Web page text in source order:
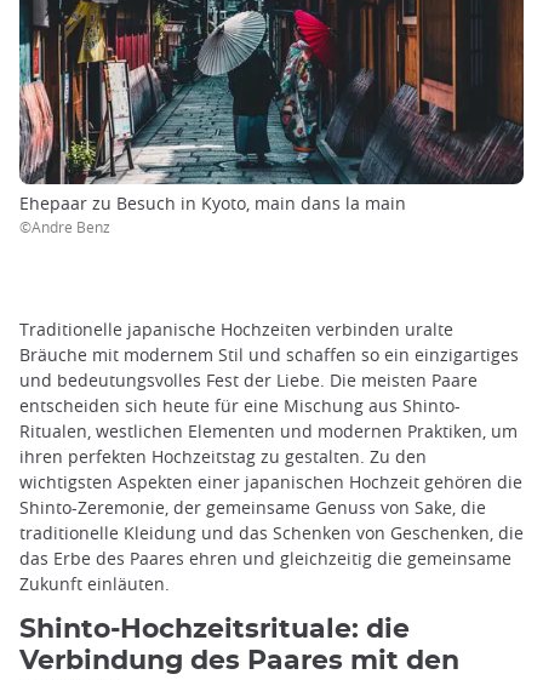
Ehepaar zu Besuch in Kyoto, main dans la main
©Andre Benz
Traditionelle japanische Hochzeiten verbinden uralte
Bräuche mit modernem Stil und schaffen so ein einzigartiges
und bedeutungsvolles Fest der Liebe. Die meisten Paare
entscheiden sich heute für eine Mischung aus Shinto-
Ritualen, westlichen Elementen und modernen Praktiken, um
ihren perfekten Hochzeitstag zu gestalten. Zu den
wichtigsten Aspekten einer japanischen Hochzeit gehören die
Shinto-Zeremonie, der gemeinsame Genuss von Sake, die
traditionelle Kleidung und das Schenken von Geschenken, die
das Erbe des Paares ehren und gleichzeitig die gemeinsame
Zukunft einläuten.
Shinto-Hochzeitsrituale: die
Verbindung des Paares mit den